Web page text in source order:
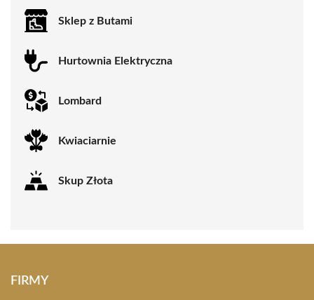
Sklep z Butami
Hurtownia Elektryczna
Lombard
Kwiaciarnie
Skup Złota
FIRMY